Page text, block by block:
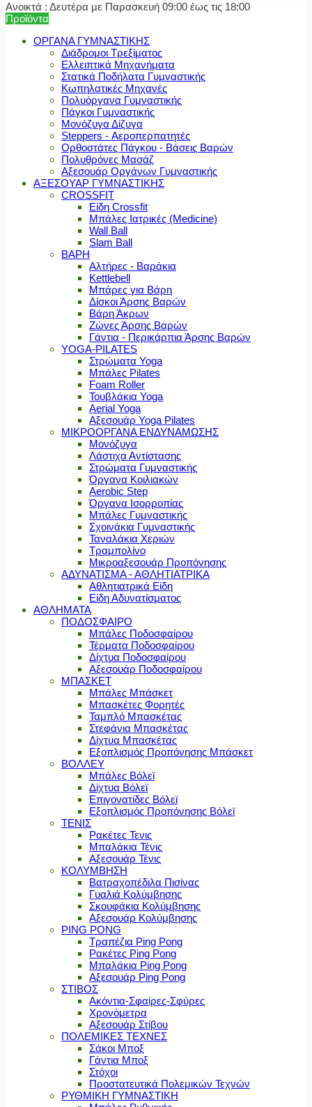
Ανοικτά : Δευτέρα με Παρασκευή 09:00 έως τις 18:00
Προϊόντα
ΟΡΓΑΝΑ ΓΥΜΝΑΣΤΙΚΗΣ
Διάδρομοι Τρεξίματος
Ελλειπτικά Μηχανήματα
Στατικά Ποδήλατα Γυμναστικής
Κωπηλατικές Μηχανές
Πολυόργανα Γυμναστικής
Πάγκοι Γυμναστικής
Μονόζυγα Δίζυγα
Steppers - Αεροπερπατητές
Ορθοστάτες Πάγκου - Βάσεις Βαρών
Πολυθρόνες Μασάζ
Αξεσουάρ Οργάνων Γυμναστικής
ΑΞΕΣΟΥΑΡ ΓΥΜΝΑΣΤΙΚΗΣ
CROSSFIT
Είδη Crossfit
Μπάλες Ιατρικές (Medicine)
Wall Ball
Slam Ball
ΒΑΡΗ
Αλτήρες - Βαράκια
Kettlebell
Μπάρες για Βάρη
Δίσκοι Άρσης Βαρών
Βάρη Άκρων
Ζώνες Άρσης Βαρών
Γάντια - Περικάρπια Άρσης Βαρών
YOGA-PILATES
Στρώματα Yoga
Μπάλες Pilates
Foam Roller
Τουβλάκια Yoga
Aerial Yoga
Αξεσουάρ Yoga Pilates
ΜΙΚΡΟΟΡΓΑΝΑ ΕΝΔΥΝΑΜΩΣΗΣ
Μονόζυγα
Λάστιχα Αντίστασης
Στρώματα Γυμναστικής
Όργανα Κοιλιακών
Aerobic Step
Όργανα Ισορροπίας
Μπάλες Γυμναστικής
Σχοινάκια Γυμναστικής
Ταναλάκια Χεριών
Τραμπολίνο
Μικροαξεσουάρ Προπόνησης
ΑΔΥΝΑΤΙΣΜΑ - ΑΘΛΗΤΙΑΤΡΙΚΑ
Αθλητιατρικά Είδη
Είδη Αδυνατίσματος
ΑΘΛΗΜΑΤΑ
ΠΟΔΟΣΦΑΙΡΟ
Μπάλες Ποδοσφαίρου
Τέρματα Ποδοσφαίρου
Δίχτυα Ποδοσφαίρου
Αξεσουάρ Ποδοσφαίρου
ΜΠΑΣΚΕΤ
Μπάλες Μπάσκετ
Μπασκέτες Φορητές
Ταμπλό Μπασκέτας
Στεφάνια Μπασκέτας
Δίχτυα Μπασκέτας
Εξοπλισμός Προπόνησης Μπάσκετ
ΒΟΛΛΕΥ
Μπάλες Βόλεϊ
Δίχτυα Βόλεϊ
Επιγονατίδες Βόλεϊ
Εξοπλισμός Προπόνησης Βόλεϊ
ΤΕΝΙΣ
Ρακέτες Τενις
Μπαλάκια Τένις
Αξεσουάρ Τένις
ΚΟΛΥΜΒΗΣΗ
Βατραχοπέδιλα Πισίνας
Γυαλιά Κολύμβησης
Σκουφάκια Κολύμβησης
Αξεσουάρ Κολύμβησης
PING PONG
Τραπέζια Ping Pong
Ρακέτες Ping Pong
Μπαλάκια Ping Pong
Αξεσουάρ Ping Pong
ΣΤΙΒΟΣ
Ακόντια-Σφαίρες-Σφύρες
Χρονόμετρα
Αξεσουάρ Στίβου
ΠΟΛΕΜΙΚΕΣ ΤΕΧΝΕΣ
Σάκοι Μποξ
Γάντια Μποξ
Στόχοι
Προστατευτικά Πολεμικών Τεχνών
ΡΥΘΜΙΚΗ ΓΥΜΝΑΣΤΙΚΗ